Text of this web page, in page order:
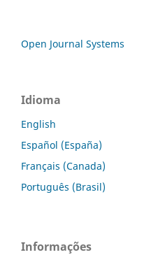
Open Journal Systems
Idioma
English
Español (España)
Français (Canada)
Português (Brasil)
Informações